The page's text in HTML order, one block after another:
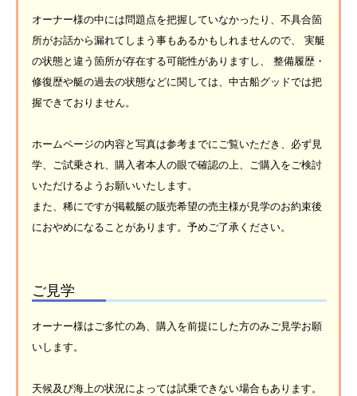
オーナー様の中には問題点を把握していなかったり、不具合箇
所がお話から漏れてしまう事もあるかもしれませんので、 実艇
の状態と違う箇所が存在する可能性がありますし、 整備履歴・
修復歴や艇の過去の状態などに関しては、中古船グッドでは把
握できておりません。
ホームページの内容と写真は参考までにご覧いただき、必ず見
学、ご試乗され、購入者本人の眼で確認の上、ご購入をご検討
いただけるようお願いいたします。
また、稀にですが掲載艇の販売希望の売主様が見学のお約束後
におやめになることがあります。予めご了承ください。
ご見学
オーナー様はご多忙の為、購入を前提にした方のみご見学お願
いします。
天候及び海上の状況によっては試乗できない場合もあります。